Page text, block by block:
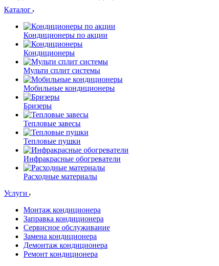
Каталог
Кондиционеры по акции
Кондиционеры
Мульти сплит системы
Мобильные кондиционеры
Бризеры
Тепловые завесы
Тепловые пушки
Инфракрасные обогреватели
Расходные материалы
Услуги
Монтаж кондиционера
Заправка кондиционера
Сервисное обслуживание
Замена кондиционера
Демонтаж кондиционера
Ремонт кондиционера